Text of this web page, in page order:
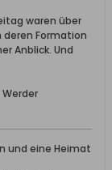
waren über
deren Formation
Anblick. Und
und eine Heimat